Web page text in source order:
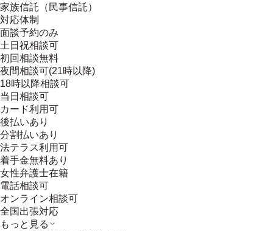
家族信託（民事信託）
対応体制
面談予約のみ
土日祝相談可
初回相談無料
夜間相談可(21時以降)
18時以降相談可
当日相談可
カード利用可
後払いあり
分割払いあり
法テラス利用可
着手金無料あり
女性弁護士在籍
電話相談可
オンライン相談可
全国出張対応
もっと見る